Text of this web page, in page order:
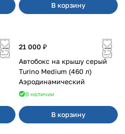
В корзину
21 000 ₽
Автобокс на крышу серый
Turino Medium (460 л)
Аэродинамический
В наличии
В корзину